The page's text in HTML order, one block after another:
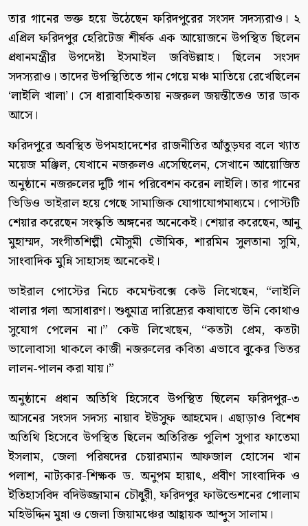
তার গানের ভক্ত হয়ে উঠেছেন ফরিদপুরের সংসদ সদস্যরাও। ২
এপ্রিল ফরিদপুর হেরিটেজ শীর্ষক এক আয়োজনে উপস্থিত ছিলেন
প্রধানমন্ত্রীর উপদেষ্টা ইসমাইল জবিউল্লাহ। ছিলেন সংসদ
সদস্যরাও। তাদের উপস্থিতিতে গান গেয়ে মঞ্চ মাতিয়ে রেখেছিলেন
‘লাইলি খালা’। সে ধারাবাহিকতায় নজরুল জয়ন্তীতেও তার ডাক
আসে।
ফরিদপুরে অবস্থিত উপমহাদেশের রাজনীতির আঁতুড়ঘর বলে খ্যাত
ময়েজ মঞ্জিল, যেখানে নজরুলও এসেছিলেন, সেখানে আয়োজিত
অনুষ্ঠানে নজরুলের দুটি গান পরিবেশন করেন লাইলি। তার গানের
ভিডিও ভাইরাল হয়ে গেছে সামাজিক যোগাযোগমাধ্যমে। পোস্টটি
শেয়ার করেছেন সংস্কৃতি অঙ্গনের অনেকেই। শেয়ার করেছেন, আনু
মুহাম্মদ, সংগীতশিল্পী মৌসুমী ভৌমিক, শারমিন সুলতানা সুমি,
সাংবাদিক মুন্নি সাহাসহ অনেকেই।
ভাইরাল পোস্টের নিচে কমেন্টবক্সে কেউ লিখেছেন, “লাইলি
খালার গলা অসাধারণ। শুধুমাত্র দারিদ্র্যের কষাঘাতে উনি কোথাও
সুযোগ পেলেন না।” কেউ লিখেছেন, “কতটা প্রেম, কতটা
ভালোবাসা থাকলে কাজী নজরুলের কবিতা এভাবে বুকের ভিতর
লালন-পালন করা যায়।”
অনুষ্ঠানে প্রধান অতিথি হিসেবে উপস্থিত ছিলেন ফরিদপুর-৩
আসনের সংসদ সদস্য নায়াব ইউসুফ আহমেদ। এছাড়াও বিশেষ
অতিথি হিসেবে উপস্থিত ছিলেন অতিরিক্ত পুলিশ সুপার ফাতেমা
ইসলাম, জেলা পরিষদের চেয়ারম্যান আফজাল হোসেন খান
পলাশ, নাট্যকার-শিক্ষক ড. অনুপম হায়াৎ, প্রবীণ সাংবাদিক ও
ইতিহাসবিদ বদিউজ্জামান চৌধুরী, ফরিদপুর ফাউন্ডেশনের গোলাম
মহিউদ্দিন মুন্না ও জেলা জিয়ামঞ্চের আহ্বায়ক আব্দুস সালাম।